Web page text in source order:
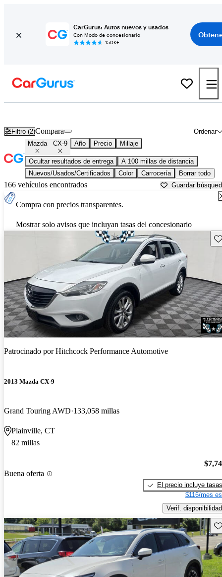
CarGurus: Autos nuevos y usados
Con Modo de concesionario
150K+
Filtro (2) Ordenar
Compara
Mazda CX-9 Año Precio Millaje
Ocultar resultados de entrega
A 100 millas de distancia
Nuevos/Usados/Certificados
Color Carrocería Borrar todo
166 vehículos encontrados Guardar
Compra con precios transparentes.
Mostrar solo avisos que incluyan tasas del concesionario
Patrocinado porHitchcock Performance Automotive
2013 Mazda CX-9
Grand Touring AWD 133,058 millas
Plainville, CT
82 millas
Buena oferta
El precio incluye tasas
$116/mes
Verif. disponibilidad